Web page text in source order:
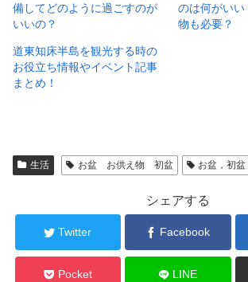
備してどのように過ごすのが
いいの？
のは何がいい
物も必要？
道東知床半島を観光する時の
お役立ち情報やイベント記事
まとめ！
生活 お盆 お供え物 初盆 お盆，初
シェアする
Twitter Facebook
Pocket LINE